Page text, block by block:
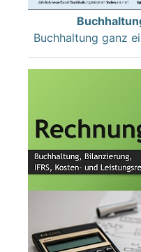
Buchhaltung ganz